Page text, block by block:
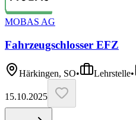
MOBAS AG
Fahrzeugschlosser EFZ
Härkingen, SO• Lehrstelle•
15.10.2025